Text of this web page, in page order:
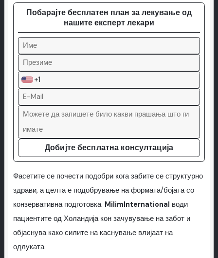
Побарајте бесплатен план за лекување од
нашите експерт лекари
+1
Добијте бесплатна консултација
Фасетите се почести подобри кога забите се структурно
здрави, а целта е подобрување на формата/бојата со
конзервативна подготовка. MilimInternational води
пациентите од Холандија кон зачувување на забот и
објаснува како силите на каснување влијаат на
одлуката.